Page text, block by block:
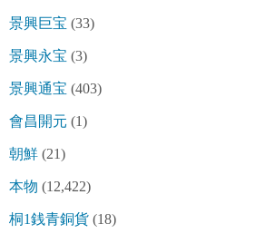
景興巨宝 (33)
景興永宝 (3)
景興通宝 (403)
會昌開元 (1)
朝鮮 (21)
本物 (12,422)
桐1銭青銅貨 (18)